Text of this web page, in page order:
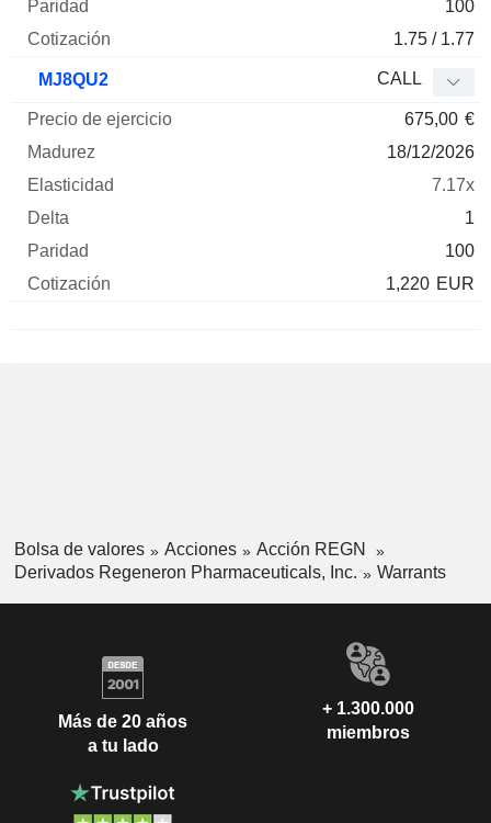
100
1.75 / 1.77
MJ8QU2 CALL
675,00 €
18/12/2026
7.17x
1
100
1,220 EUR
Bolsa de valores Acciones
Acción REGN
Derivados Regeneron Pharmaceuticals, Inc.
Warrants
Más de 20 años
a tu lado
+ 1.300.000
miembros